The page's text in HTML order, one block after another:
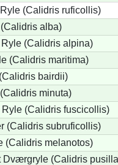
(Calidris ruficollis)
alba)
(Calidris alpina)
(Calidris maritima)
bairdii)
minuta)
Ryle (Calidris fuscicollis)
(Calidris subruficollis)
(Calidris melanotos)
(Calidris